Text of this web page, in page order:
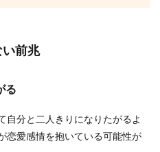
い前兆
る
自分と二人きりになりたがるよ
恋愛感情を抱いている可能性が